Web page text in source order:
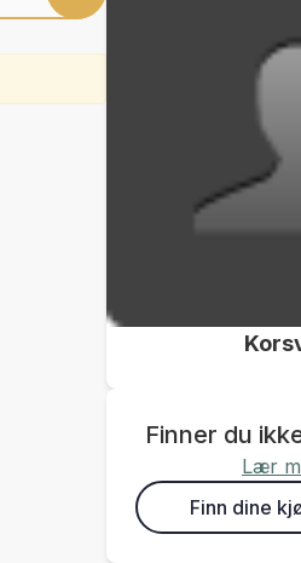
Finner du
Lær
Finn dine